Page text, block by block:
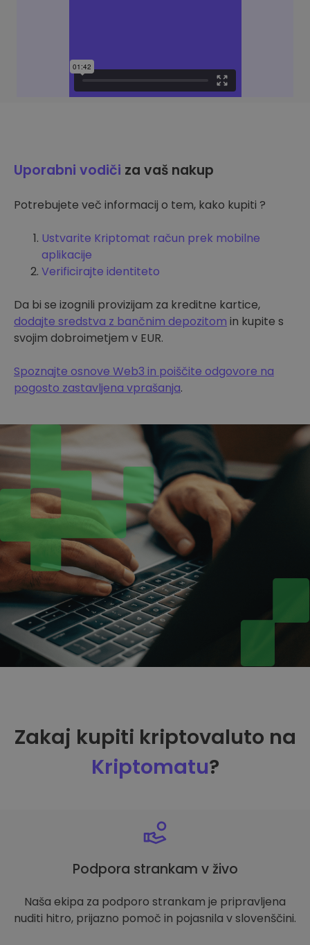
Uporabni vodiči za vaš nakup
Potrebujete več informacij o tem, kako kupiti ?
Ustvarite Kriptomat račun prek mobilne
aplikacije
Verificirajte identiteto
Da bi se izognili provizijam za kreditne kartice,
dodajte sredstva z bančnim depozitom in kupite s
svojim dobroimetjem v EUR.
Spoznajte osnove Web3 in poiščite odgovore na
pogosto zastavljena vprašanja.
Zakaj kupiti kriptovaluto na
Kriptomatu?
Podpora strankam v živo
Naša ekipa za podporo strankam je pripravljena
nuditi hitro, prijazno pomoč in pojasnila v slovenščini.